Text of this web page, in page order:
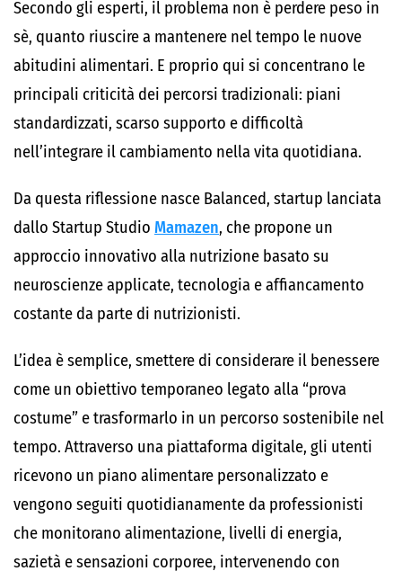
Secondo gli esperti, il problema non è perdere peso in
sè, quanto riuscire a mantenere nel tempo le nuove
abitudini alimentari. E proprio qui si concentrano le
principali criticità dei percorsi tradizionali: piani
standardizzati, scarso supporto e difficoltà
nell’integrare il cambiamento nella vita quotidiana.
Da questa riflessione nasce Balanced, startup lanciata
dallo Startup Studio Mamazen, che propone un
approccio innovativo alla nutrizione basato su
neuroscienze applicate, tecnologia e affiancamento
costante da parte di nutrizionisti.
L’idea è semplice, smettere di considerare il benessere
come un obiettivo temporaneo legato alla “prova
costume” e trasformarlo in un percorso sostenibile nel
tempo. Attraverso una piattaforma digitale, gli utenti
ricevono un piano alimentare personalizzato e
vengono seguiti quotidianamente da professionisti
che monitorano alimentazione, livelli di energia,
sazietà e sensazioni corporee, intervenendo con